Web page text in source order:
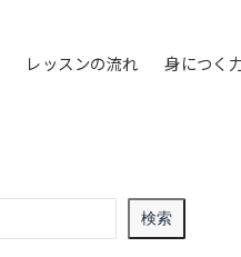
レッスンの流れ 身につく
検索